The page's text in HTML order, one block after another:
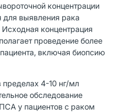
концентрации
выявления рака
концентрация
проведение более
включая биопсию
4-10 нг/мл
обследование
у пациентов с раком